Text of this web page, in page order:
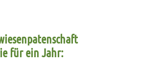
für ein Jahr: